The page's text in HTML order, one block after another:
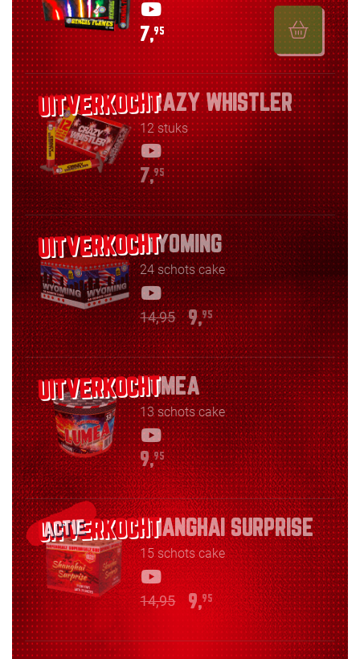
7,95
CRAZY WHISTLER
12 stuks
7,95
WYOMING
24 schots cake
14,95 9,95
LUMEA
13 schots cake
9,95
ACTIE SHANGHAI SURPRISE
15 schots cake
14,95 9,95